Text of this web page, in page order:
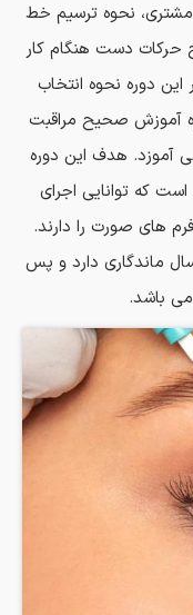
نحوه ترسیم خط
حرکات دست هنگام کار
دوره نحوه انتخاب
آموزش صحیح مراقبت
آموزد. هدف این دوره
که توانایی اجرای
های صورت را دارند.
میکروبلیدینگ ابرو بین ۶ ماه تا ۱ سال ماندگاری دارد و پس
می باشد.